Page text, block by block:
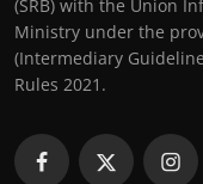
(SRB) with the Union
Ministry under the
(Intermediary
Rules 2021.